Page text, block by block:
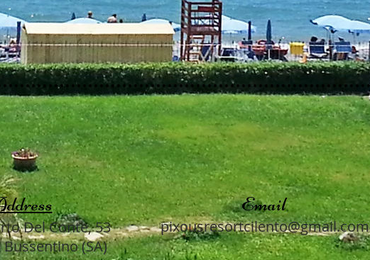
Del Conte, 53
(SA)
Email
pixousresortcilento@gmail.com